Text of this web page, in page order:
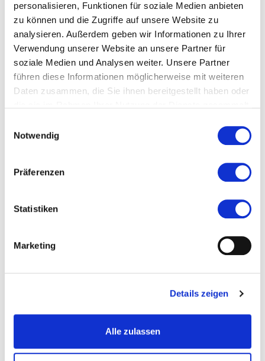
personalisieren, Funktionen für soziale Medien anbieten
zu können und die Zugriffe auf unsere Website zu
analysieren. Außerdem geben wir Informationen zu Ihrer
Verwendung unserer Website an unsere Partner für
soziale Medien und Analysen weiter. Unsere Partner
führen diese Informationen möglicherweise mit weiteren
Daten zusammen, die Sie ihnen bereitgestellt haben oder
Notwendig
Präferenzen
Statistiken
Marketing
Details zeigen
Alle zulassen
GartenRheinMain
27. Bad Orber Landfrauenmarkt –
„Gutes aus der Region“
19.09.2026, 09:30 Uhr — 14:00 Uhr in Bad Orb
18. Internationales